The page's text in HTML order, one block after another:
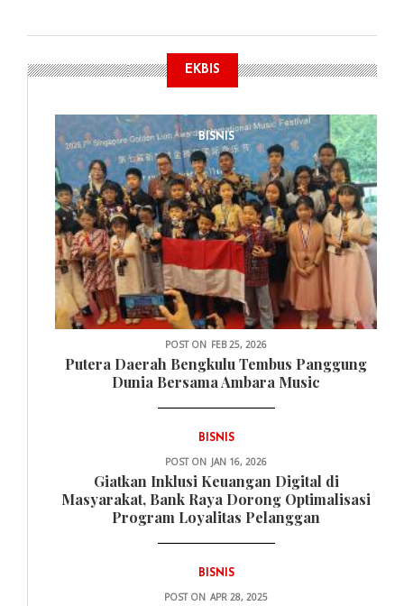
EKBIS
BISNIS
POST ON FEB 25, 2026
Putera Daerah Bengkulu Tembus Panggung
Dunia Bersama Ambara Music
BISNIS
POST ON JAN 16, 2026
Giatkan Inklusi Keuangan Digital di
Masyarakat, Bank Raya Dorong Optimalisasi
Program Loyalitas Pelanggan
BISNIS
POST ON APR 28, 2025